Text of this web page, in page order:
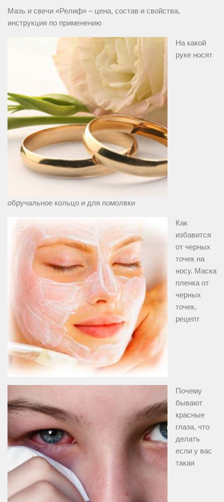
Мазь и свечи «Релиф» – цена, состав и свойства,
инструкция по применению
На какой
руке носят
обручальное кольцо и для помолвки
Как
избавится
от черных
точек на
носу. Маска
пленка от
черных
точек,
рецепт
Почему
бывают
красные
глаза, что
делать
если у вас
такая